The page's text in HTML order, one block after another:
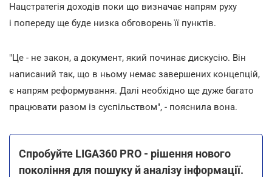
Нацстратегія доходів поки що визначає напрям руху
і попереду ще буде низка обговорень її пунктів.
"Це - не закон, а документ, який починає дискусію. Він
написаний так, що в ньому немає завершених концепцій,
є напрям реформування. Далі необхідно ще дуже багато
працювати разом із суспільством", - пояснила вона.
Спробуйте LIGA360 PRO - рішення нового
покоління для пошуку й аналізу інформації.